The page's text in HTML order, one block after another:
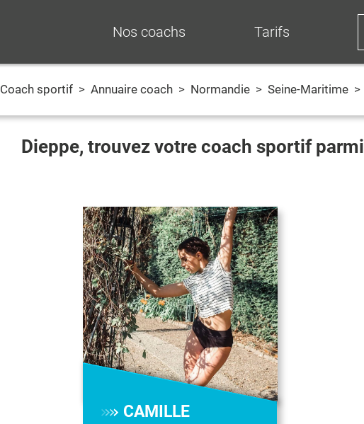
Nos coachs Tarifs
Coach sportif > Annuaire coach > Normandie > Seine-Maritime >
Dieppe, trouvez votre coach sportif parmi
CAMILLE